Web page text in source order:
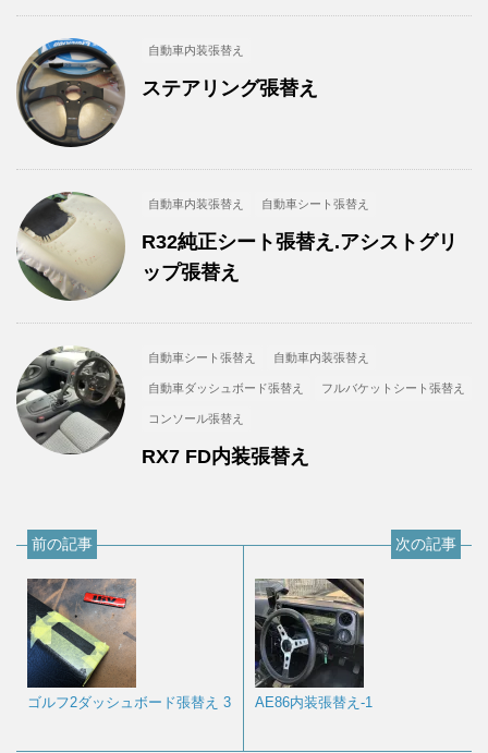
自動車内装張替え
ステアリング張替え
自動車内装張替え 自動車シート張替え
R32純正シート張替え.アシストグリ
ップ張替え
自動車シート張替え 自動車内装張替え
自動車ダッシュボード張替え フルバケットシート張替え
コンソール張替え
RX7 FD内装張替え
前の記事
ゴルフ2ダッシュボード張替え 3
次の記事
AE86内装張替え-1